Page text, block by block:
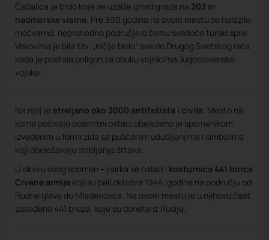
Čačalica je brdo koje se uzdiže iznad grada na 203 m
nadmorske visine. Pre 300 godina na ovom mestu se nalazilo
močvarno, neprohodno područje o čemu svedoče turski spisi.
Vekovima je bila tzv. „ničije brdo“ sve do Drugog Svetskog rata
kada je postala poligon za obuku vojnicima Jugoslovenske
vojske.
Na njoj je streljano oko 3000 antifašista i civila. Mesto na
kome počivaju posmrtni ostaci obeleženo je spomenikom
izvedenim u formi zida sa puščanim udubljenjima i simbolima
koji obeležavaju streljanje žrtava.
U okviru ovog spomen – parka se nalazi i kosturnica 441 borca
Crvene armije koji su pali oktobra 1944. godine na području od
Rudne glave do Mladenovca. Na ovom mestu je u njihovu čast
zasađena 441 breza, koje su donete iz Rusije.